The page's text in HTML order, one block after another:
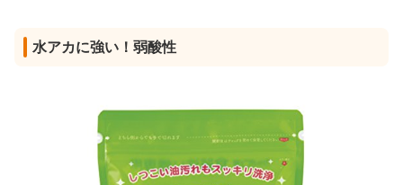
水アカに強い！弱酸性